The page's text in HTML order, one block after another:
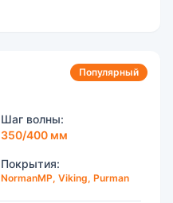
Популярный
Шаг волны:
350/400 мм
Покрытия:
NormanMP, Viking, Purman